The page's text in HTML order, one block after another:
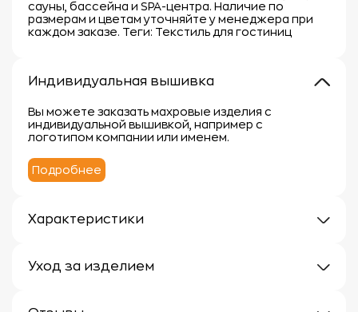
сауны, бассейна и SPA-центра. Наличие по
размерам и цветам уточняйте у менеджера при
каждом заказе. Теги: Текстиль для гостиниц
Индивидуальная вышивка
Вы можете заказать махровые изделия с
индивидуальной вышивкой, например с
логотипом компании или именем.
Подробнее
Характеристики
Материал: 100% хлопок
Уход за изделием
чтобы сохранить их мягкость, впитывающие